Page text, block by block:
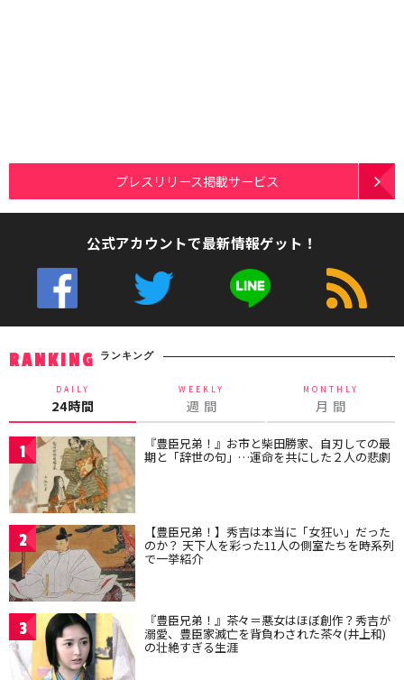
プレスリリース掲載サービス
公式アカウントで最新情報ゲット！
RANKING ランキング
DAILY
24時間
WEEKLY
週 間
MONTHLY
月 間
1 『豊臣兄弟！』お市と柴田勝家、自刃しての最
期と「辞世の句」…運命を共にした２人の悲劇
2 【豊臣兄弟！】秀吉は本当に「女狂い」だった
のか？ 天下人を彩った11人の側室たちを時系列
で一挙紹介
3 『豊臣兄弟！』茶々＝悪女はほぼ創作？秀吉が
溺愛、豊臣家滅亡を背負わされた茶々(井上和)
の壮絶すぎる生涯